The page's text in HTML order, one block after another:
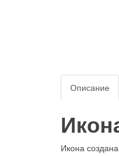
Описание
Икона